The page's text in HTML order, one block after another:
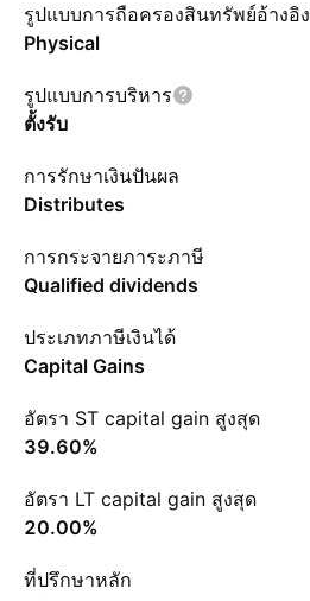
รูปแบบการถือครองสินทรัพย์อ้างอิง
Physical
รูปแบบการบริหาร
ตั้งรับ
การรักษาเงินปันผล
Distributes
การกระจายภาระภาษี
Qualified dividends
ประเภทภาษีเงินได้
Capital Gains
อัตรา ST capital gain สูงสุด
39.60%
อัตรา LT capital gain สูงสุด
20.00%
ที่ปรึกษาหลัก